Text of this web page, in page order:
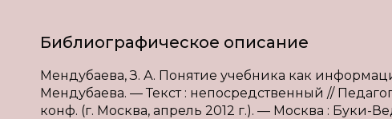
Библиографическое описание
Мендубаева, З. А. Понятие учебника как
Мендубаева. — Текст : непосредственный //
конф. (г. Москва, апрель 2012 г.). — Москва : Буки-